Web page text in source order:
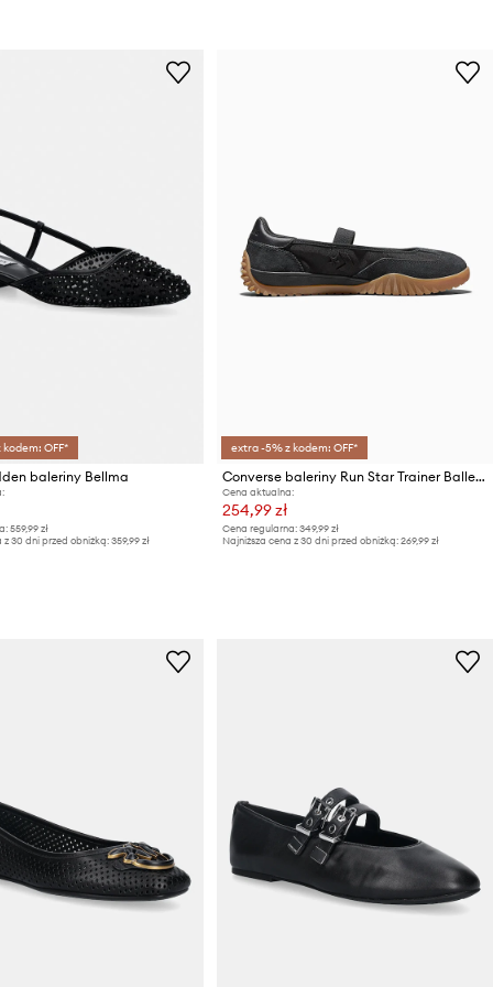
OFF*
baleriny Bellma
559,99 zł
z 30 dni przed obniżką: 359,99 zł
extra -5% z kodem: OFF*
Converse baleriny Run Star Trainer Ballet Flat
Cena aktualna:
254,99 zł
Cena regularna: 349,99 zł
Najniższa cena z 30 dni przed obniżką: 269,99 zł